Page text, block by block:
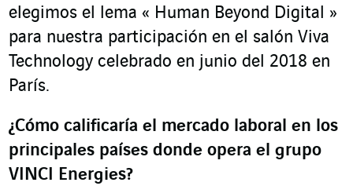
elegimos el lema « Human Beyond Digital »
para nuestra participación en el salón Viva
Technology celebrado en junio del 2018 en
París.
¿Cómo calificaría el mercado laboral en los
principales países donde opera el grupo
VINCI Energies?